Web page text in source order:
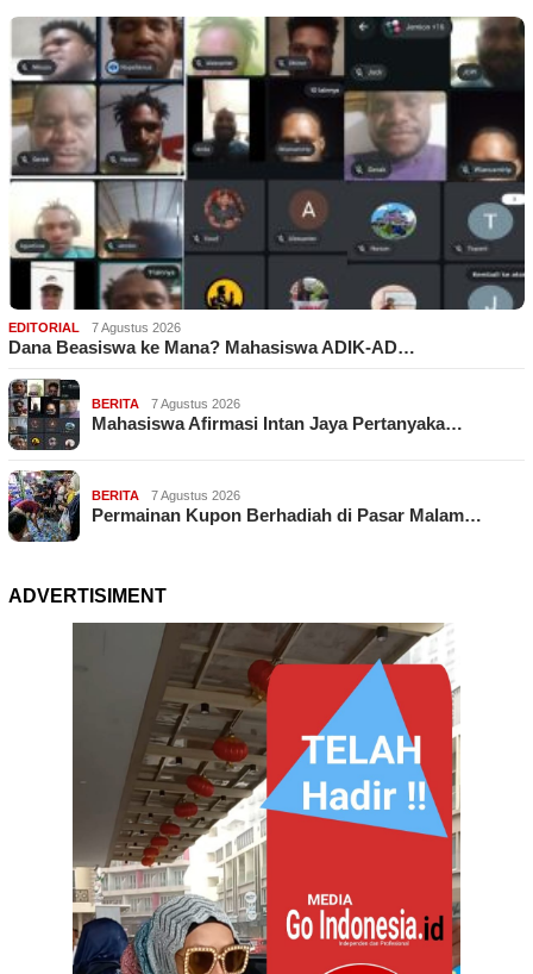
EDITORIAL 7 Agustus 2026
Dana Beasiswa ke Mana? Mahasiswa ADIK-AD…
BERITA 7 Agustus 2026
Mahasiswa Afirmasi Intan Jaya Pertanyaka…
BERITA 7 Agustus 2026
Permainan Kupon Berhadiah di Pasar Malam…
ADVERTISIMENT